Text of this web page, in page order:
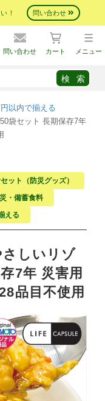
！ 問い合わせ
問い合わせ カート メニュー
以内で揃える
袋セット 長期保存7年
ット（防災グッズ）
・備蓄食料
える
さしいリゾ
7年 災害用
品目不使用